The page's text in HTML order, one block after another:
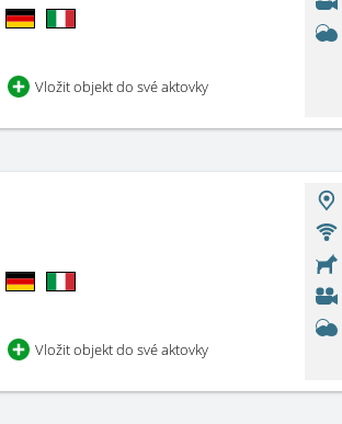
Vložit objekt do své aktovky
Vložit objekt do své aktovky